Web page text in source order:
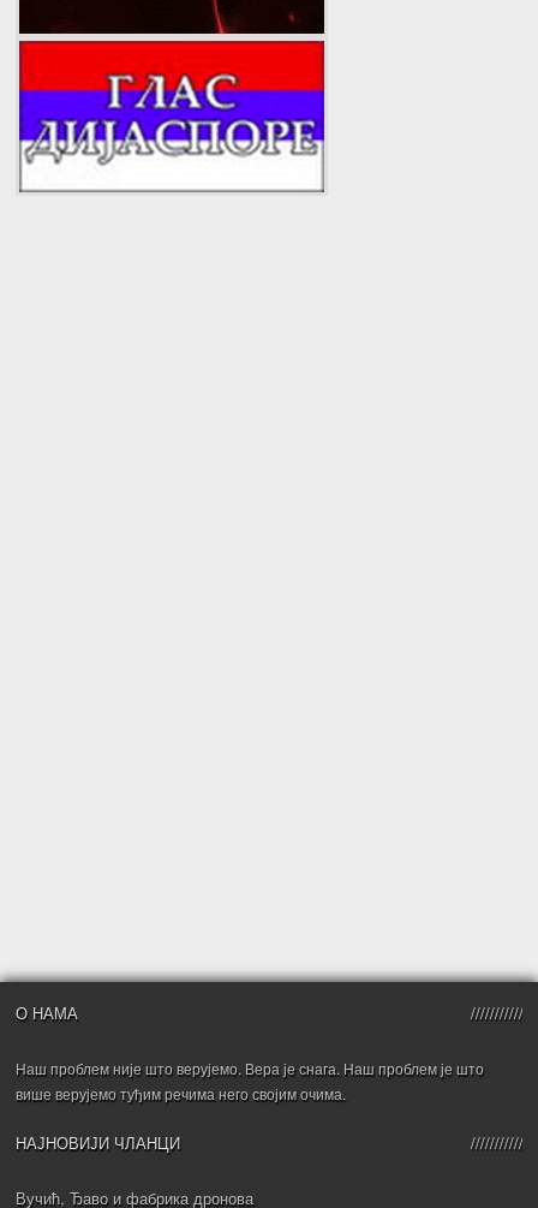
О НАМА
Наш проблем није што верујемо. Вера је снага. Наш проблем је што
више верујемо туђим речима него својим очима.
НАЈНОВИЈИ ЧЛАНЦИ
Вучић, Ђаво и фабрика дронова